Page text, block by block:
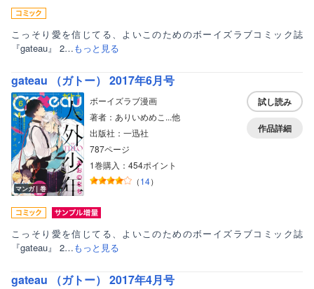
こっそり愛を信じてる、よいこのためのボーイズラブコミック誌
『gateau』 2…もっと見る
gateau （ガトー） 2017年6月号
マンガ｜巻
ボーイズラブ漫画
著者：ありいめめこ...他
出版社：一迅社
787ページ
1巻購入：454ポイント
（14）
試し読み
作品詳細
こっそり愛を信じてる、よいこのためのボーイズラブコミック誌
『gateau』 2…もっと見る
gateau （ガトー） 2017年4月号
女性写真集